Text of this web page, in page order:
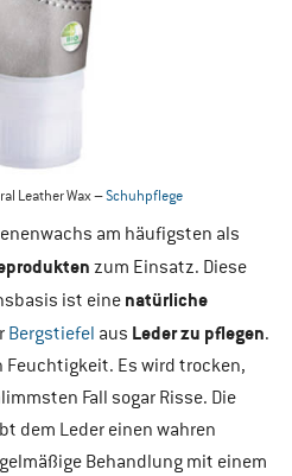
Leather Wax –Schuhpflege
am häufigsten als
zum Einsatz. Diese
ist eine natürliche
Bergstiefel aus Leder zu pflegen.
Feuchtigkeit. Es wird trocken,
Fall sogar Risse. Die
dem Leder einen wahren
Behandlung mit einem